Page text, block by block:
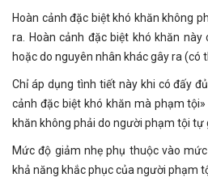
Hoàn cảnh đặc biệt khó khăn không
ra. Hoàn cảnh đặc biệt khó khăn
hoặc do nguyên nhân khác gây ra (có
Chỉ áp dụng tình tiết này khi có đấy
cảnh đặc biệt khó khăn mà phạm
khăn không phải do người phạm tội tự
Mức độ giảm nhẹ phụ thuộc vào
khả năng khắc phục của người phạm